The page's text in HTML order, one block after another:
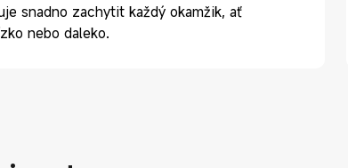
snadno zachytit každý okamžik, ať
nebo daleko.